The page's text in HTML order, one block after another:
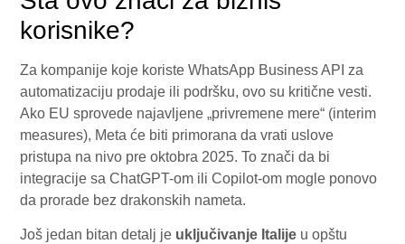
korisnike?
Za kompanije koje koriste WhatsApp Business API za
automatizaciju prodaje ili podršku, ovo su kritične vesti.
Ako EU sprovede najavljene „privremene mere“ (interim
measures), Meta će biti primorana da vrati uslove
pristupa na nivo pre oktobra 2025. To znači da bi
integracije sa ChatGPT-om ili Copilot-om mogle ponovo
da prorade bez drakonskih nameta.
Još jedan bitan detalj je uključivanje Italije u opštu